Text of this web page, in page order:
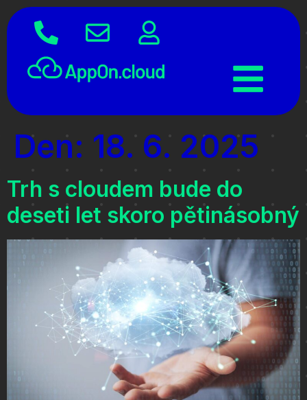
Den: 18. 6. 2025
Trh s cloudem bude do
deseti let skoro pětinásobný